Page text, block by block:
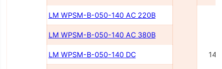
LM WPSM-B-050-140 AC 220В
LM WPSM-B-050-140 AC 380В
LM WPSM-B-050-140 DC